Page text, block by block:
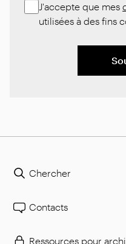
J'accepte que mes
utilisées à des fins
Chercher
Contacts
Ressources pour